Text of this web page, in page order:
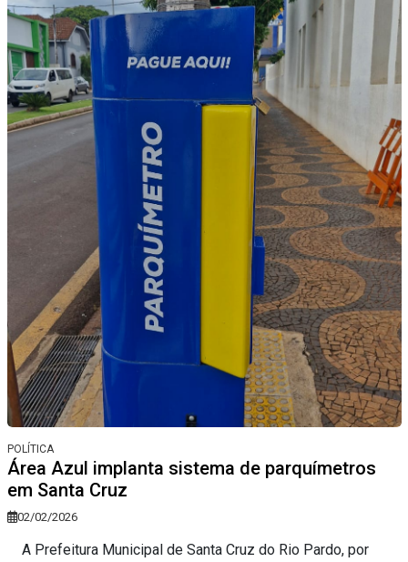
POLÍTICA
Área Azul implanta sistema de parquímetros
em Santa Cruz
02/02/2026
A Prefeitura Municipal de Santa Cruz do Rio Pardo, por